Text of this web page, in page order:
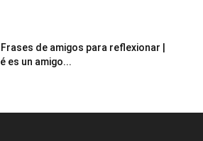
de amigos para reflexionar |
es un amigo...